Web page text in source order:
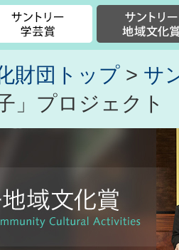
財団トップ > サ
」プロジェクト